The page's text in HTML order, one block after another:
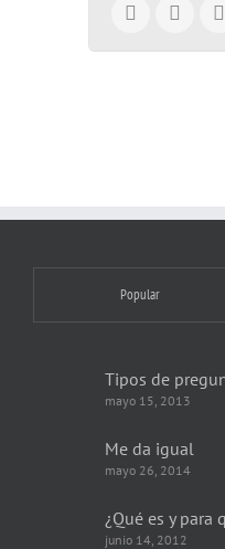
Popular
Tipos de
mayo 15, 2013
Me da igual
mayo 26, 2014
¿Qué es y para
junio 14, 2012